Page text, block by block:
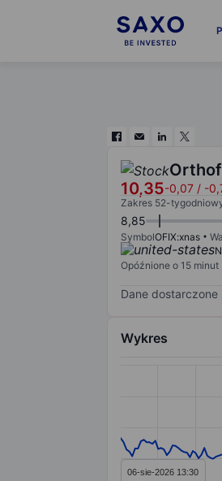
10,35-0,07 / -
Zakres 52-
8,85
SymbolOFIX:xnas
Opóźnione o 15 minut
Dane dostarczone
Wykres
The chart has
The chart has 1
06-sie-2026 13:30